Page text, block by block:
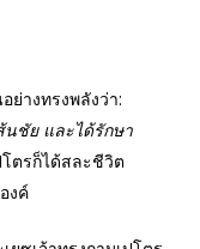
ย่างทรงพลังว่า:
นชัย และได้รักษา
ตรก็ได้สละชีวิต
งค์